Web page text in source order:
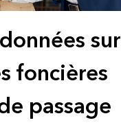
sur
foncières
passage